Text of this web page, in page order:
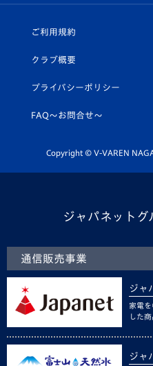
ホームタウン
平和祈念活動
ホームタウン活動
U-18
スクール
ヴィヴィくんインスタグラム
公式LINE＠
ご利用規約
クラブ概要
プライバシーポリシー
FAQ〜お問合せ〜
Copyright © V-VAREN
ジャパネットグ
通信販売事業
ジャ
家電
した
ジャ